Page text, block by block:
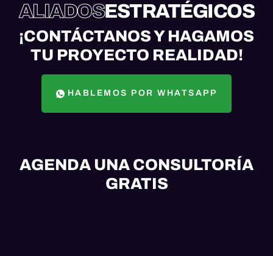
ALIADOSESTRATÉGICOS
¡CONTÁCTANOS Y HAGAMOS
TU PROYECTO REALIDAD!
HABLEMOS POR WHATSAPP
AGENDA UNA CONSULTORÍA
GRATIS